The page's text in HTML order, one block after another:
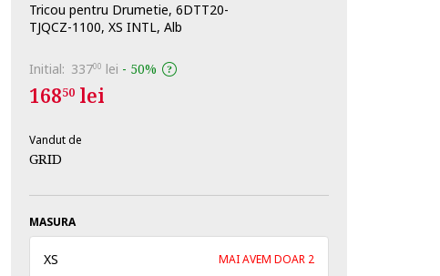
Tricou pentru Drumetie, 6DTT20-
TJQCZ-1100, XS INTL, Alb
Initial: 33700 lei - 50%
16850lei
Vandut de
GRID
MASURA
XS MAI AVEM DOAR 2